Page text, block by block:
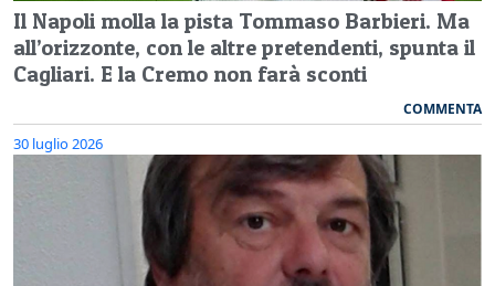
Il Napoli molla la pista Tommaso Barbieri. Ma
all’orizzonte, con le altre pretendenti, spunta il
Cagliari. E la Cremo non farà sconti
COMMENTA
30 luglio 2026